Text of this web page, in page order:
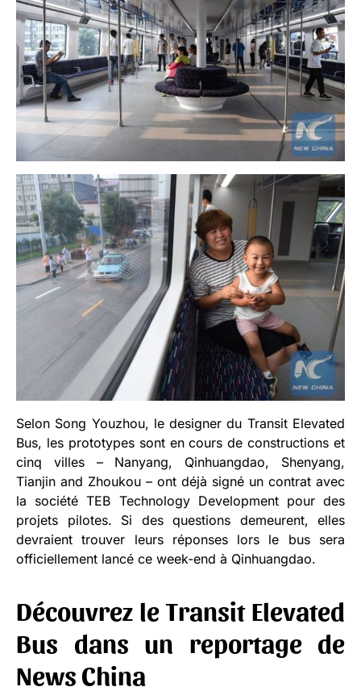
Selon Song Youzhou, le designer du Transit Elevated
Bus, les prototypes sont en cours de constructions et
cinq villes – Nanyang, Qinhuangdao, Shenyang,
Tianjin and Zhoukou – ont déjà signé un contrat avec
la société TEB Technology Development pour des
projets pilotes. Si des questions demeurent, elles
devraient trouver leurs réponses lors le bus sera
officiellement lancé ce week-end à Qinhuangdao.
Découvrez le Transit Elevated
Bus dans un reportage de
News China